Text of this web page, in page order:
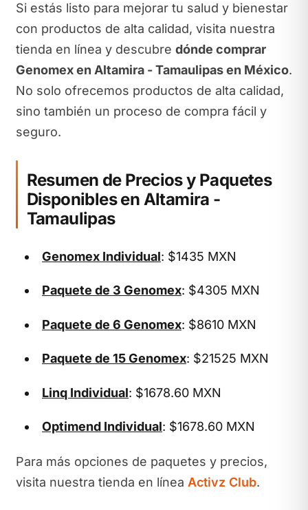
Si estás listo para mejorar tu salud y bienestar
con productos de alta calidad, visita nuestra
tienda en línea y descubre dónde comprar
Genomex en Altamira - Tamaulipas en México.
No solo ofrecemos productos de alta calidad,
sino también un proceso de compra fácil y
seguro.
Resumen de Precios y Paquetes
Disponibles en Altamira -
Tamaulipas
Genomex Individual: $1435 MXN
Paquete de 3 Genomex: $4305 MXN
Paquete de 6 Genomex: $8610 MXN
Paquete de 15 Genomex: $21525 MXN
Linq Individual: $1678.60 MXN
Optimend Individual: $1678.60 MXN
Para más opciones de paquetes y precios,
visita nuestra tienda en línea Activz Club.